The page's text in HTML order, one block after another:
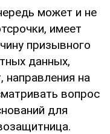
может и не
имеет
призывного
данных,
направления на
вопрос
для